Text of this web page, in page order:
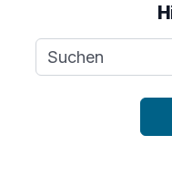
Suchanfrage